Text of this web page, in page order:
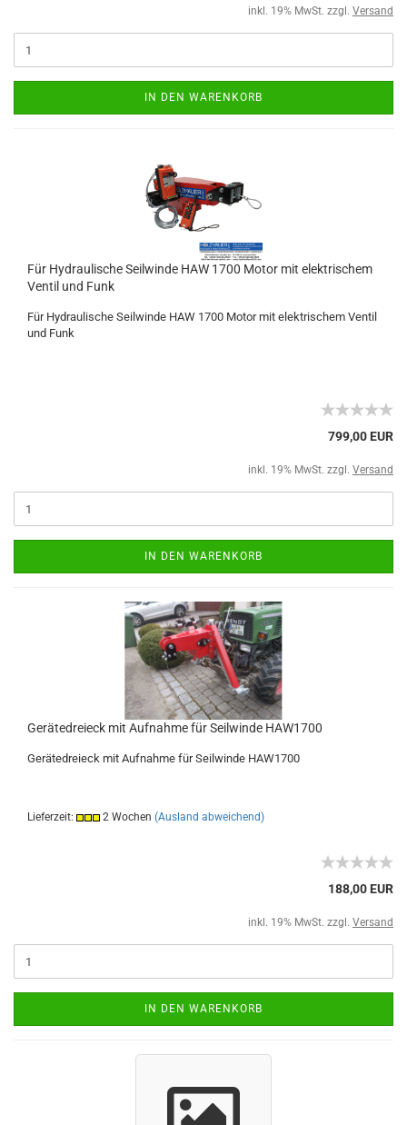
inkl. 19% MwSt. zzgl. Versand
IN DEN WARENKORB
Für Hydraulische Seilwinde HAW 1700 Motor mit elektrischem
Ventil und Funk
Für Hydraulische Seilwinde HAW 1700 Motor mit elektrischem Ventil
und Funk
799,00 EUR
inkl. 19% MwSt. zzgl. Versand
IN DEN WARENKORB
Gerätedreieck mit Aufnahme für Seilwinde HAW1700
Gerätedreieck mit Aufnahme für Seilwinde HAW1700
Lieferzeit: 2 Wochen (Ausland abweichend)
188,00 EUR
inkl. 19% MwSt. zzgl. Versand
IN DEN WARENKORB